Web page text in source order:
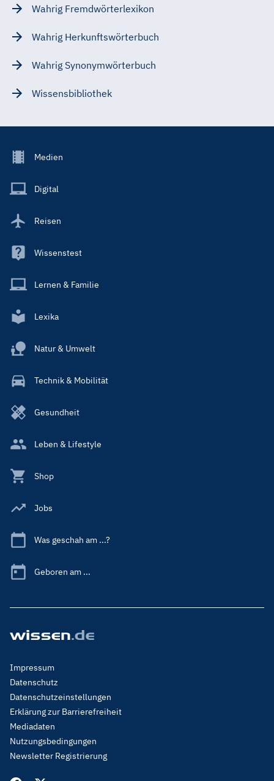
Wahrig Fremdwörterlexikon
Wahrig Herkunftswörterbuch
Wahrig Synonymwörterbuch
Wissensbibliothek
Footer
Main
Medien
Digital
Reisen
Wissenstest
Lernen & Familie
Lexika
Natur & Umwelt
Technik & Mobilität
Gesundheit
Leben & Lifestyle
Shop
Jobs
Was geschah am ...?
Geboren am ...
Footer
Menu
Legal
Impressum
Datenschutz
Datenschutzeinstellungen
Erklärung zur Barrierefreiheit
Mediadaten
Nutzungsbedingungen
Newsletter Registrierung